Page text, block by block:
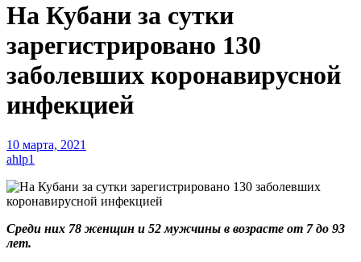
На Кубани за сутки
зарегистрировано 130
заболевших коронавирусной
инфекцией
10 марта, 2021
ahlp1
Среди них 78 женщин и 52 мужчины в возрасте от 7 до 93
лет.